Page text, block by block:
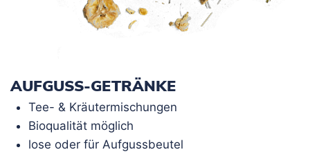
AUFGUSS-GETRÄNKE
Tee- & Kräutermischungen
Bioqualität möglich
lose oder für Aufgussbeutel